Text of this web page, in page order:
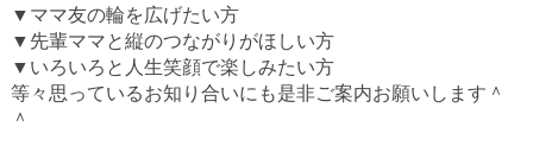
▼ママ友の輪を広げたい方
▼先輩ママと縦のつながりがほしい方
▼いろいろと人生笑顔で楽しみたい方
等々思っているお知り合いにも是非ご案内お願いします＾
＾